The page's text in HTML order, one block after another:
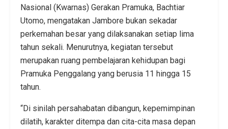
Nasional (Kwarnas) Gerakan Pramuka, Bachtiar
Utomo, mengatakan Jambore bukan sekadar
perkemahan besar yang dilaksanakan setiap lima
tahun sekali. Menurutnya, kegiatan tersebut
merupakan ruang pembelajaran kehidupan bagi
Pramuka Penggalang yang berusia 11 hingga 15
tahun.
“Di sinilah persahabatan dibangun, kepemimpinan
dilatih, karakter ditempa dan cita-cita masa depan